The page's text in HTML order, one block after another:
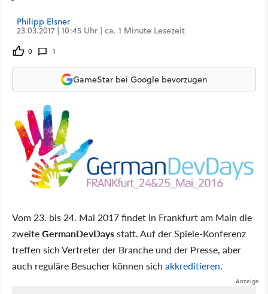
Philipp Elsner
23.03.2017 | 10:45 Uhr | ca. 1 Minute Lesezeit
0 1
GameStar bei Google bevorzugen
Vom 23. bis 24. Mai 2017 findet in Frankfurt am Main die
zweiteGermanDevDaysstatt. Auf der Spiele-Konferenz
treffen sich Vertreter der Branche und der Presse, aber
auch reguläre Besucher können sich akkreditieren.